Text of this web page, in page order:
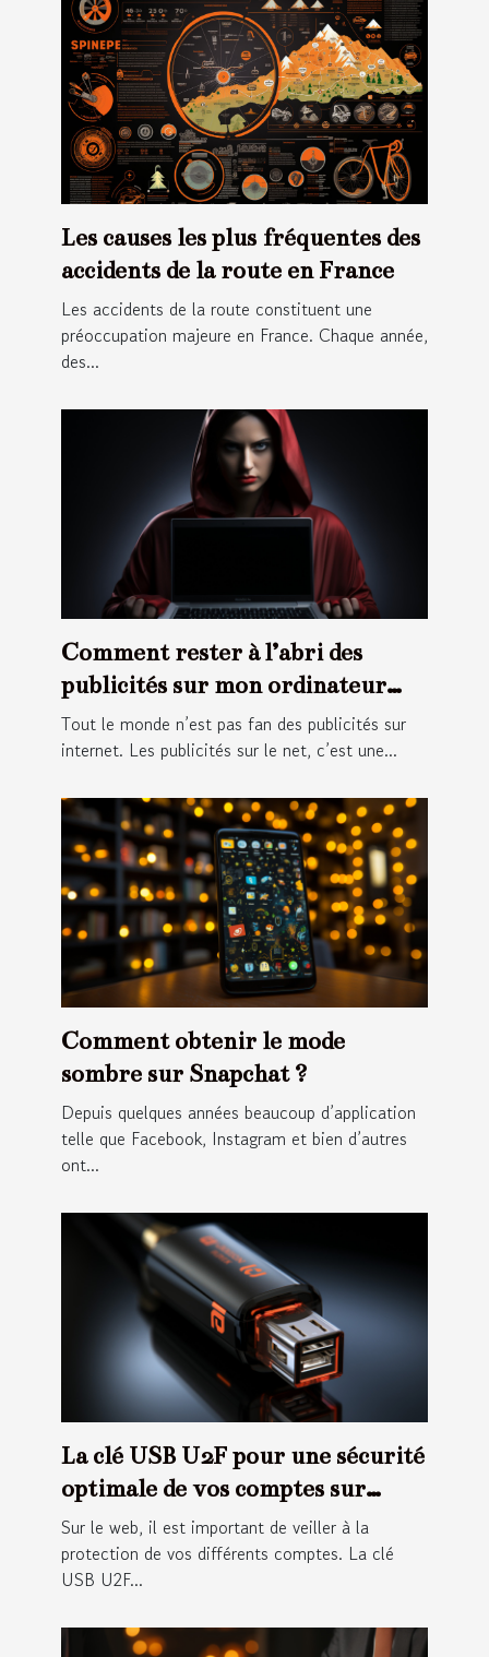
Les causes les plus fréquentes des
accidents de la route en France
Les accidents de la route constituent une
préoccupation majeure en France. Chaque année,
des...
Comment rester à l’abri des
publicités sur mon ordinateur
portable ?
Tout le monde n’est pas fan des publicités sur
internet. Les publicités sur le net, c’est une...
Comment obtenir le mode
sombre sur Snapchat ?
Depuis quelques années beaucoup d’application
telle que Facebook, Instagram et bien d’autres
ont...
La clé USB U2F pour une sécurité
optimale de vos comptes sur
internet
Sur le web, il est important de veiller à la
protection de vos différents comptes. La clé
USB U2F...